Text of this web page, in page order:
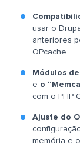
usar o
anteriores
OPcache.
Módulos
e o
com o PHP
Ajuste do
memória e